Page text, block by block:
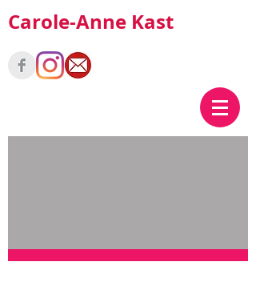
Carole-Anne Kast